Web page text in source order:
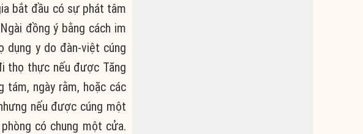
bắt đầu có sự phát tâm
đồng ý bằng cách im
dụng y do đàn-việt cúng
thọ thực nếu được Tăng
tám, ngày rằm, hoặc các
nếu được cúng một
có chung một cửa.